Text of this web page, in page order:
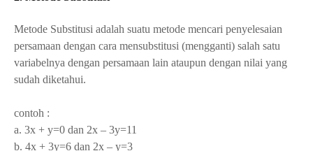
Metode Substitusi adalah suatu metode mencari penyelesaian
persamaan dengan cara mensubstitusi (mengganti) salah satu
variabelnya dengan persamaan lain ataupun dengan nilai yang
sudah diketahui.
contoh :
a. 3x + y=0 dan 2x – 3y=11
b. 4x + 3y=6 dan 2x – y=3